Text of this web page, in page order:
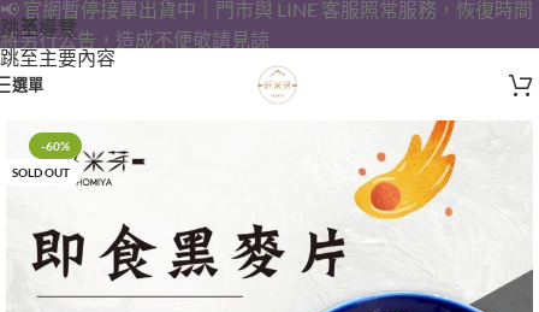
跳至導覽
跳至主要內容
📢 官網暫停接單出貨中｜門市與 LINE 客服照常服務，恢復時間
將另行公告，造成不便敬請見諒
選單
-60%
SOLD OUT